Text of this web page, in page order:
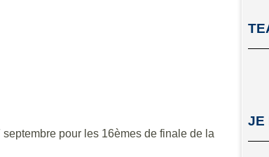
pour les 16èmes de finale de la
JE